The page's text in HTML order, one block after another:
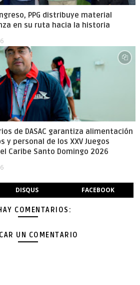
PPG distribuye material
en su ruta hacia la historia
de DASAC garantiza alimentación
y personal de los XXV Juegos
Caribe Santo Domingo 2026
DISQUS FACEBOOK
COMENTARIOS:
UN COMENTARIO